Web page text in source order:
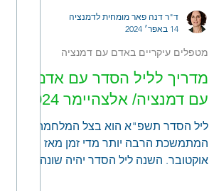
מדריך לליל הסדר עם אדם
עם דמנציה/ אלצהיימר 2024
ליל הסדר תשפ"א הוא בצל המלחמה
המתמשכת הרבה יותר מדי זמן מאז
אוקטובר. השנה ליל הסדר יהיה שונה
מטפלים עיקריים באדם עם דמנציה
ד"ר דנה פאר מומחית לדמנציה
14 באפר׳ 2024